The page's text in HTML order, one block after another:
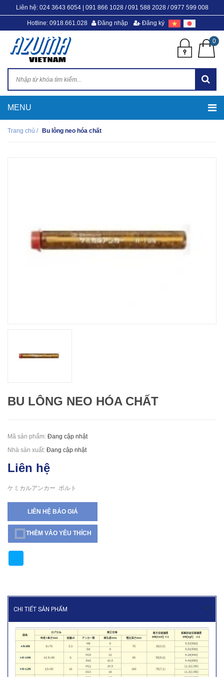
Liên hệ: 024 3643 6054| 091 866 1028 / 091 588 2028 / 0977 599 008
Hotline: 0918.661.028 Đăng nhập Đăng ký
0
Trang chủ / Bu lông neo hóa chất
BU LÔNG NEO HÓA CHẤT
Mã sản phẩm: Đang cập nhật
Nhà sản xuất: Đang cập nhật
Liên hệ
ケミカルアンカー ボルト
LIÊN HỆ BÁO GIÁ
THÊM VÀO YÊU THÍCH
CHI TIẾT SẢN PHẨM